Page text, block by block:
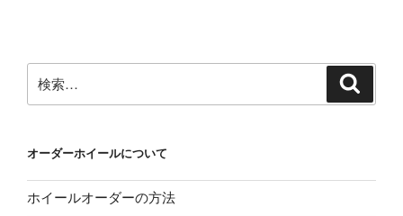
ン
索:
オーダーホイールについて
ホイールオーダーの方法